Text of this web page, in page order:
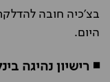
בצ'כיה חובה
היום.
◾ רישיון נהיגה